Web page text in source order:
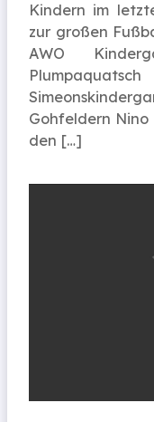
Kindern im
zur großen
AWO
Gohfeldern
den […]